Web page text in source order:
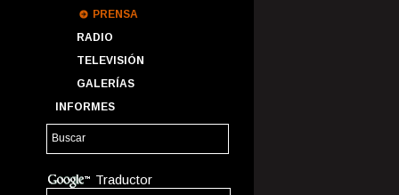
PRENSA
RADIO
TELEVISIÓN
GALERÍAS
INFORMES
Traductor